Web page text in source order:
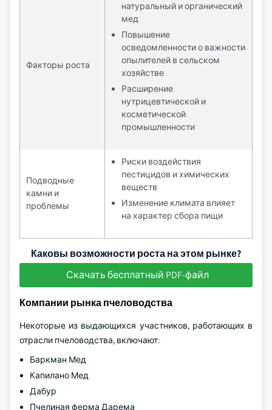
Факторы роста
натуральный и органический
мед
Повышение
осведомленности о важности
опылителей в сельском
хозяйстве
Расширение
нутрицевтической и
косметической
промышленности
Подводные
камни и
проблемы
Риски воздействия
пестицидов и химических
веществ
Изменение климата влияет
на характер сбора пищи
Каковы возможности роста на этом рынке?
Скачать бесплатный PDF-файл
Компании рынка пчеловодства
Некоторые из выдающихся участников, работающих в
отрасли пчеловодства, включают:
Баркман Мед
Капилано Мед
Дабур
Пчелиная ферма Дарема